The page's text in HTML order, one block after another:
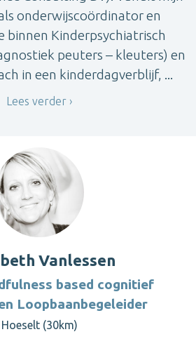
onderwijscoördinator en
binnen Kinderpsychiatrisch
peuters – kleuters) en
in een kinderdagverblijf, ...
Lees verder
Vanlessen
based cognitief
Loopbaanbegeleider
Hoeselt (30km)